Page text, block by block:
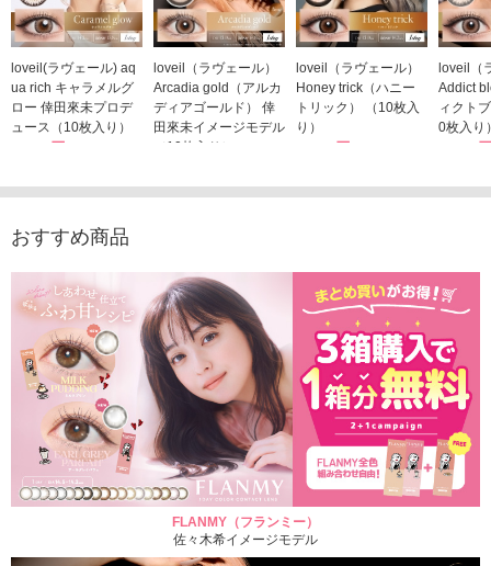
loveil(ラヴェール) aq
ua rich キャラメルグ
ロー 倖田來未プロデ
ュース（10枚入り）
1,760円
loveil（ラヴェール）
Arcadia gold（アルカ
ディアゴールド） 倖
田來未イメージモデル
（10枚入り）
loveil（ラヴェール）
Honey trick（ハニー
トリック） （10枚入
り）
1,760円
loveil（
Addict
ィクト
0枚入り
1,760
おすすめ商品
FLANMY（フランミー）
佐々木希イメージモデル